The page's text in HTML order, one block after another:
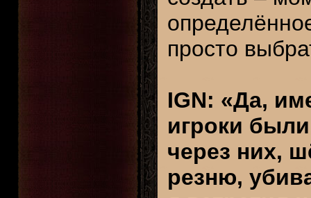
просто
IGN: «Да,
игроки
через них,
резню,